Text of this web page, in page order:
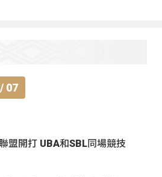
07
盟開打 UBA和SBL同場競技